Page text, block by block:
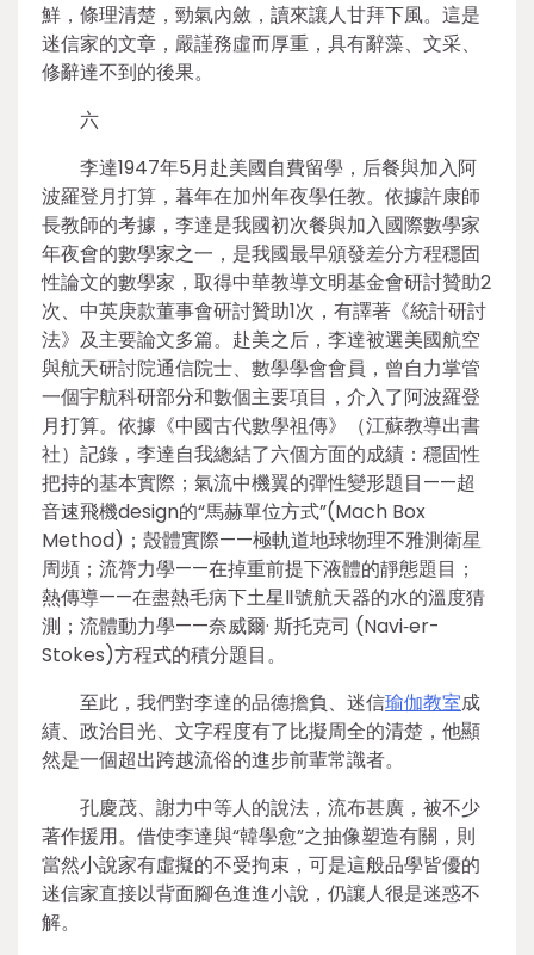
鮮，條理清楚，勁氣內斂，讀來讓人甘拜下風。這是
迷信家的文章，嚴謹務虛而厚重，具有辭藻、文采、
修辭達不到的後果。
六
李達1947年5月赴美國自費留學，后餐與加入阿
波羅登月打算，暮年在加州年夜學任教。依據許康師
長教師的考據，李達是我國初次餐與加入國際數學家
年夜會的數學家之一，是我國最早頒發差分方程穩固
性論文的數學家，取得中華教導文明基金會研討贊助2
次、中英庚款董事會研討贊助1次，有譯著《統計研討
法》及主要論文多篇。赴美之后，李達被選美國航空
與航天研討院通信院士、數學學會會員，曾自力掌管
一個宇航科研部分和數個主要項目，介入了阿波羅登
月打算。依據《中國古代數學祖傳》（江蘇教導出書
社）記錄，李達自我總結了六個方面的成績：穩固性
把持的基本實際；氣流中機翼的彈性變形題目——超
音速飛機design的“馬赫單位方式”(Mach Box
Method)；殼體實際——極軌道地球物理不雅測衛星
周頻；流膂力學——在掉重前提下液體的靜態題目；
熱傳導——在盡熱毛病下土星Ⅱ號航天器的水的溫度猜
測；流體動力學——奈威爾· 斯托克司 (Navi⁃er-
Stokes)方程式的積分題目。
至此，我們對李達的品德擔負、迷信瑜伽教室成
績、政治目光、文字程度有了比擬周全的清楚，他顯
然是一個超出跨越流俗的進步前輩常識者。
孔慶茂、謝力中等人的說法，流布甚廣，被不少
著作援用。借使李達與“韓學愈”之抽像塑造有關，則
當然小說家有虛擬的不受拘束，可是這般品學皆優的
迷信家直接以背面腳色進進小說，仍讓人很是迷惑不
解。